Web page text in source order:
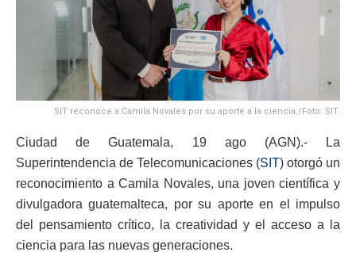
SIT reconoce a Camila Novales por su aporte a la ciencia./Foto: SIT.
Ciudad de Guatemala, 19 ago (AGN).- La
Superintendencia de Telecomunicaciones (SIT) otorgó un
reconocimiento a Camila Novales, una joven científica y
divulgadora guatemalteca, por su aporte en el impulso
del pensamiento crítico, la creatividad y el acceso a la
ciencia para las nuevas generaciones.